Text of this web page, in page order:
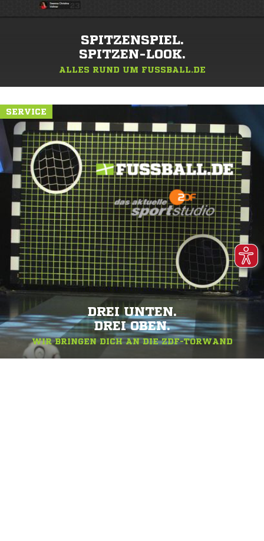
SPITZENSPIEL.
SPITZEN-LOOK.
ALLES RUND UM FUSSBALL.DE
SERVICE
DREI UNTEN.
DREI OBEN.
WIR BRINGEN DICH AN DIE ZDF-TORWAND